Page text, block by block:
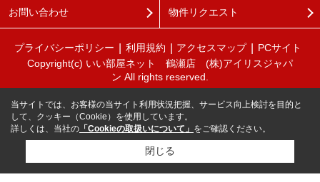
お問い合わせ 物件リクエスト
プライバシーポリシー 利用規約 アクセスマップ
PCサイト
Copyright(c) いい部屋ネット 鶴瀬店 (株)アイリスジャパ
ン All rights reserved.
当サイトでは、お客様の当サイト利用状況把握、サービス向上検討を目的と
して、クッキー（Cookie）を使用しています。
詳しくは、当社の 「Cookieの取扱いについて」 をご確認ください。
閉じる